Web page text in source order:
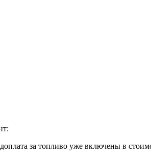
за топливо уже включены в